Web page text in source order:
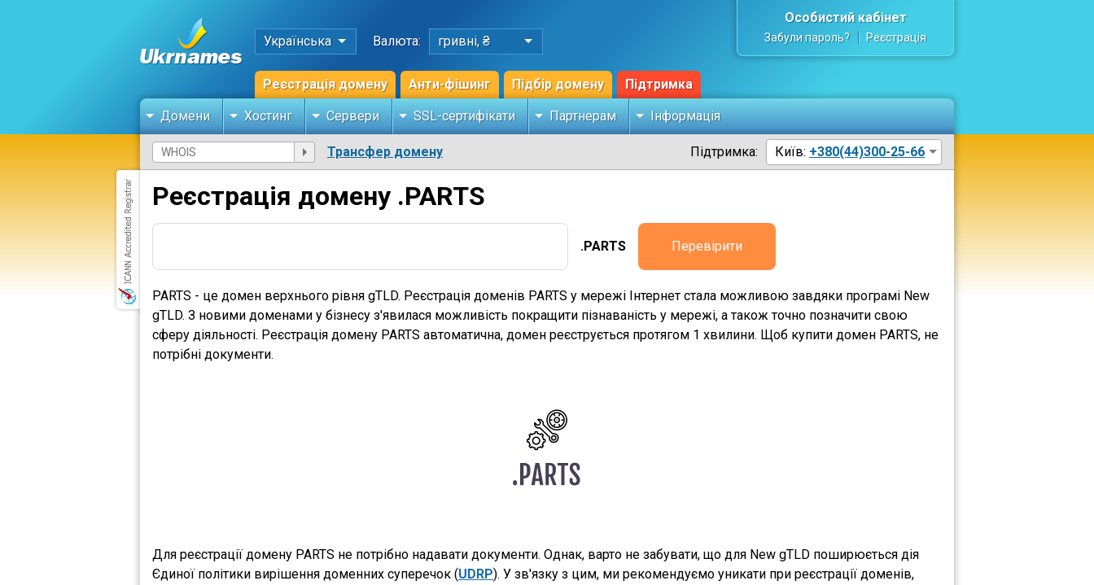
Українська Валюта: гривні, ₴
Реєстрація домену Анти-фішинг Підбір домену Підтримка
Особистий кабінет
Забули пароль? Реєстрація
Домени Хостинг Сервери SSL-сертифікати Партнерам Інформація
Трансфер домену Підтримка: Київ: +380(44)300-25-66
Реєстрація домену .PARTS
.PARTS Перевірити
PARTS - це домен верхнього рівня gTLD. Реєстрація доменів PARTS у мережі Інтернет стала можливою завдяки програмі New
gTLD. З новими доменами у бізнесу з'явилася можливість покращити пізнаваність у мережі, а також точно позначити свою
сферу діяльності. Реєстрація домену PARTS автоматична, домен реєструється протягом 1 хвилини. Щоб купити домен PARTS, не
потрібні документи.
Для реєстрації домену PARTS не потрібно надавати документи. Однак, варто не забувати, що для New gTLD поширюється дія
Єдиної політики вирішення доменних суперечок (UDRP). У зв'язку з цим, ми рекомендуємо уникати при реєстрації доменів,